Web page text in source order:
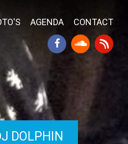
AGENDA CONTACT
DOLPHIN